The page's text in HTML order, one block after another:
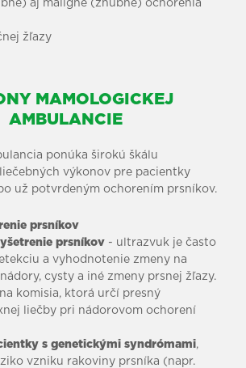
aj malígne (zhubné) ochorenia
žľazy
MAMOLOGICKEJ
AMBULANCIE
ponúka širokú škálu
výkonov pre pacientky
už potvrdeným ochorením prsníkov.
prsníkov
prsníkov - ultrazvuk je často
a vyhodnotenie zmeny na
cysty a iné zmeny prsnej žľazy.
komisia, ktorá určí presný
liečby pri nádorovom ochorení
s genetickými syndrómami,
vzniku rakoviny prsníka (napr.